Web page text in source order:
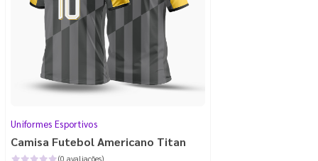
Uniformes Esportivos
Camisa Futebol Americano Titan
(0 avaliações)